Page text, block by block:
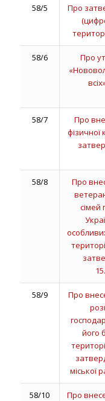
58/5
Про
58/6
Про
58/7
Про
фізичної
58/8
Про
сімей
58/9
Про
його
міської
58/10
Про